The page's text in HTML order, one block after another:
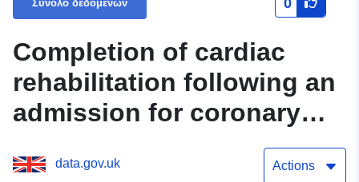
Σύνολο δεδομένων
Completion of cardiac
rehabilitation following an
admission for coronary
heart disease (CCGOIS
1.3)data.gov.uk Actions